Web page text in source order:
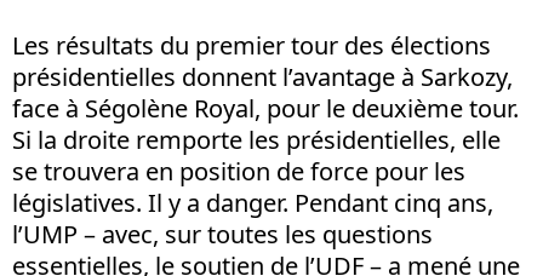
Les résultats du premier tour des élections
présidentielles donnent l’avantage à Sarkozy,
face à Ségolène Royal, pour le deuxième tour.
Si la droite remporte les présidentielles, elle
se trouvera en position de force pour les
législatives. Il y a danger. Pendant cinq ans,
l’UMP – avec, sur toutes les questions
essentielles, le soutien de l’UDF – a mené une